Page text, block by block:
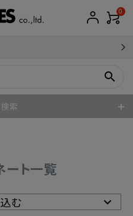
0
search
索
ート一覧
む